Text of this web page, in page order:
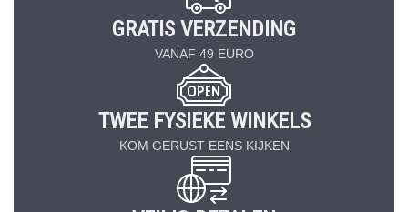
GRATIS VERZENDING
VANAF 49 EURO
TWEE FYSIEKE WINKELS
KOM GERUST EENS KIJKEN